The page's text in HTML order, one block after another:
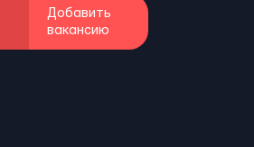
Добавить
вакансию